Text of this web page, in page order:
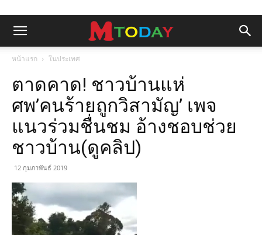
หน้าแรก ในประเทศ
ตาดคาด! ชาวบ้านแห่
ศพ’คนร้ายถูกวิสามัญ’ เพจ
แนวร่วมชื่นชม อ้างชอบช่วย
ชาวบ้าน(ดูคลิป)
12 กุมภาพันธ์ 2019